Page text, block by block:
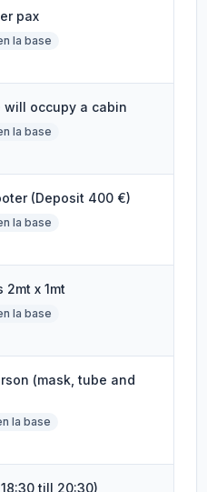
pax
la base
will occupy a cabin
la base
(Deposit 400 €)
la base
x 1mt
la base
(mask, tube and
la base
till 20:30)